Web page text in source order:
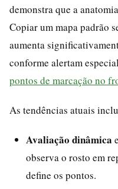
demonstra que a
Copiar um mapa padrão
aumenta
conforme alertam
pontos de marcação no
As tendências atuais
Avaliação dinâmica
observa o rosto em
define os pontos.